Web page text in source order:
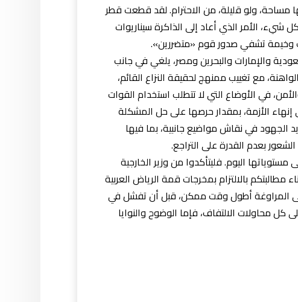
مساحة، ولو قليلة، من الاحترام. لقد قطعت قطر
شيء، الأمر الذي أعاد إلى الذاكرة سيناريوات
وخيمة تشفي صدور قوم «متضررين».
والإمارات والبحرين ومصر، يلغي في جانب
مع تغييب ممنهج لحقيقة النزاع القائم،
في الأوضاع التي لا تتطلب استخدام القوات
الأزمة، بمقدار حرصها على حل المشكلة
الجهود في نقاش مواضيع جانبية، بما فيها
بعدم القدرة على التراجع.
اليوم. فليتأكدوا من وزير الخارجية
بالالتزام بمخرجات قمة الرياض العربية
على المراوغة أطول وقت ممكن، قبل أن تفشل في
محاولات الالتفاف، فإما الوضوح والنوايا